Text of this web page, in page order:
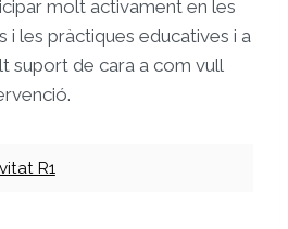
molt activament en les
les pràctiques educatives i a
suport de cara a com vull
R1